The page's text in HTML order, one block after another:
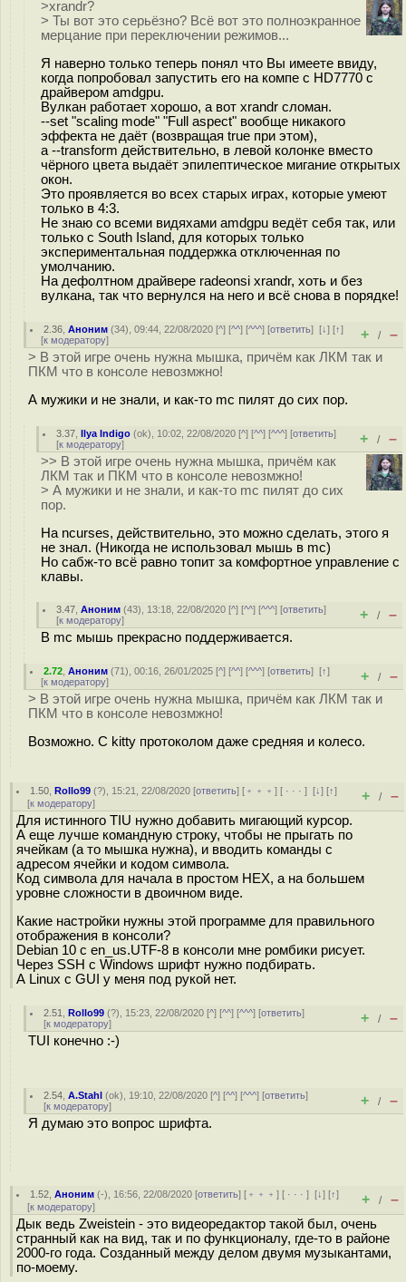
>xrandr?
> Ты вот это серьёзно? Всё вот это полноэкранное
мерцание при переключении режимов...
Я наверно только теперь понял что Вы имеете ввиду,
когда попробовал запустить его на компе с HD7770 с
драйвером amdgpu.
Вулкан работает хорошо, а вот xrandr сломан.
--set "scaling mode" "Full aspect" вообще никакого
эффекта не даёт (возвращая true при этом),
а --transform действительно, в левой колонке вместо
чёрного цвета выдаёт эпилептическое мигание открытых
окон.
Это проявляется во всех старых играх, которые умеют
только в 4:3.
Не знаю со всеми видяхами amdgpu ведёт себя так, или
только с South Island, для которых только
экспериментальная поддержка отключенная по
умолчанию.
На дефолтном драйвере radeonsi xrandr, хоть и без
вулкана, так что вернулся на него и всё снова в порядке!
2.36 ,Аноним (34), 09:44, 22/08/2020 [^] [^^] [^^^] [ответить][↓] [↑]
[к модератору] + / –
> В этой игре очень нужна мышка, причём как ЛКМ так и
ПКМ что в консоле невозмжно!
А мужики и не знали, и как-то mc пилят до сих пор.
3.37 ,Ilya Indigo (ok), 10:02, 22/08/2020 [^] [^^] [^^^] [ответить]
[к модератору] + / –
>> В этой игре очень нужна мышка, причём как
ЛКМ так и ПКМ что в консоле невозмжно!
> А мужики и не знали, и как-то mc пилят до сих
пор.
На ncurses, действительно, это можно сделать, этого я
не знал. (Никогда не использовал мышь в mc)
Но сабж-то всё равно топит за комфортное управление с
клавы.
3.47 ,Аноним (43), 13:18, 22/08/2020 [^] [^^] [^^^] [ответить]
[к модератору] + / –
В mc мышь прекрасно поддерживается.
2.72 ,Аноним (71), 00:16, 26/01/2025 [^] [^^] [^^^] [ответить][↑]
[к модератору] + / –
> В этой игре очень нужна мышка, причём как ЛКМ так и
ПКМ что в консоле невозмжно!
Возможно. С kitty протоколом даже средняя и колесо.
1.50 ,Rollo99 (?), 15:21, 22/08/2020 [ответить] [ ﹢﹢﹢] [ · · ·][↓] [↑]
[к модератору] + / –
Для истинного TIU нужно добавить мигающий курсор.
А еще лучше командную строку, чтобы не прыгать по
ячейкам (а то мышка нужна), и вводить команды с
адресом ячейки и кодом символа.
Код символа для начала в простом HEX, а на большем
уровне сложности в двоичном виде.
Какие настройки нужны этой программе для правильного
отображения в консоли?
Debian 10 c en_us.UTF-8 в консоли мне ромбики рисует.
Через SSH с Windows шрифт нужно подбирать.
А Linux с GUI у меня под рукой нет.
2.51 ,Rollo99 (?), 15:23, 22/08/2020 [^] [^^] [^^^] [ответить]
[к модератору] + / –
TUI конечно :-)
2.54 ,A.Stahl (ok), 19:10, 22/08/2020 [^] [^^] [^^^] [ответить]
[к модератору] + / –
Я думаю это вопрос шрифта.
1.52 ,Аноним (-), 16:56, 22/08/2020 [ответить] [ ﹢﹢﹢] [ · · ·][↓] [↑]
[к модератору] + / –
Дык ведь Zweistein - это видеоредактор такой был, очень
странный как на вид, так и по функционалу, где-то в районе
2000-го года. Созданный между делом двумя музыкантами,
по-моему.